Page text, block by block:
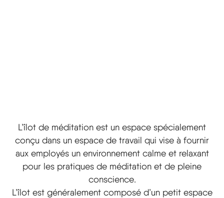
L’îlot de méditation est un espace spécialement
conçu dans un espace de travail qui vise à fournir
aux employés un environnement calme et relaxant
pour les pratiques de méditation et de pleine
conscience.
L’îlot est généralement composé d’un petit espace